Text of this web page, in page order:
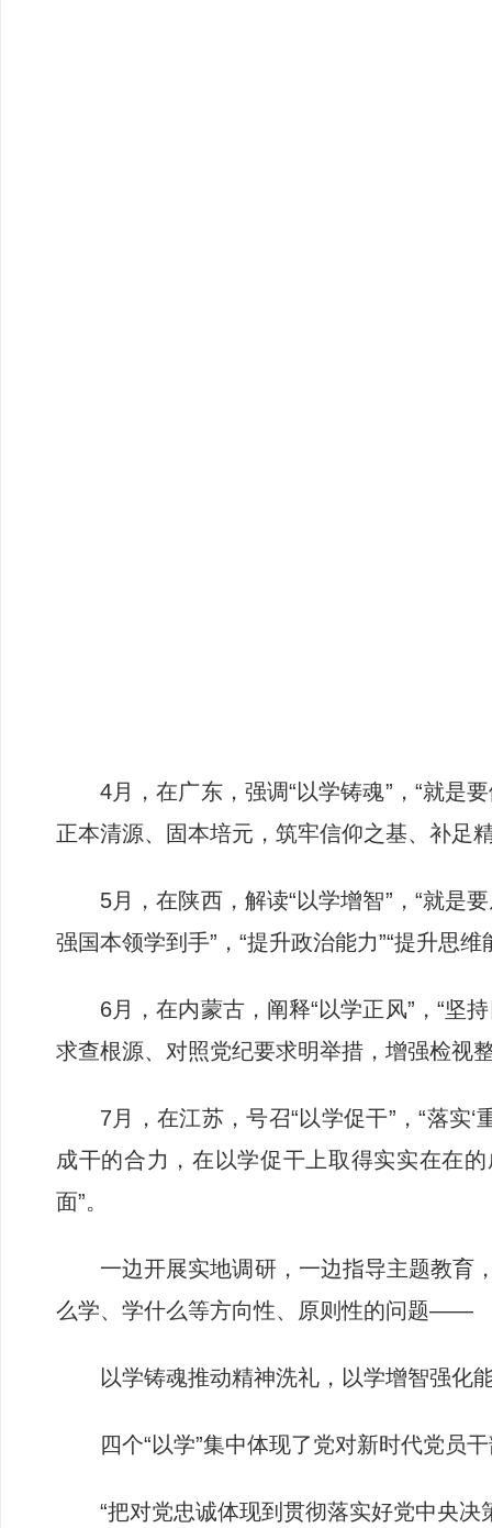
4月，在广东，强调“以学铸魂”，“就是
正本清源、固本培元，筑牢信仰之基、补足
5月，在陕西，解读“以学增智”，“就是
强国本领学到手”，“提升政治能力”“提升思维
6月，在内蒙古，阐释“以学正风”，“坚
求查根源、对照党纪要求明举措，增强检视
7月，在江苏，号召“以学促干”，“落实
成干的合力，在以学促干上取得实实在在
面”。
一边开展实地调研，一边指导主题教育
么学、学什么等方向性、原则性的问题——
以学铸魂推动精神洗礼，以学增智强化
四个“以学”集中体现了党对新时代党员
“把对党忠诚体现到贯彻落实好党中央决